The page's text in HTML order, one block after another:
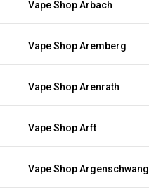
Vape Shop Arbach
Vape Shop Aremberg
Vape Shop Arenrath
Vape Shop Arft
Vape Shop Argenschwang